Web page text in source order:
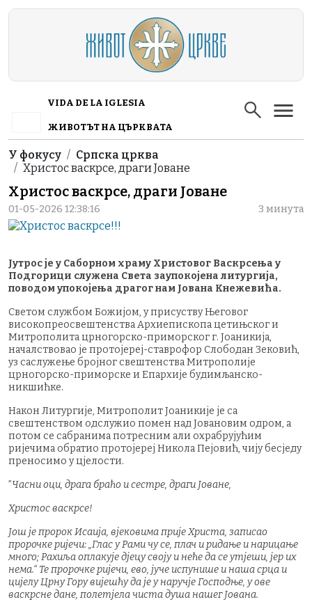
Skip to main content
VIDA DE LA IGLESIA
ЖИВОТЪТ НА ЦЪРКВАТА
Breadcrumb
У фокусу
Српска црква
Христос васкрсе, драги Јоване
Христос васкрсе, драги Јоване
01-05-2026 12:38:16 3 минута
Јутрос је у Саборном храму Христовог Васкрсења у
Подгорици служена Света заупокојена литургија,
поводом упокојења драгог нам Јована Кнежевића.
Светом службом Божијом, у присуству Његовог
високопреосвештенства Архиепископа цетињског и
Митрополита црногорско-приморског г. Јоаникија,
началствовао је протојереј-ставрофор Слободан Зековић,
уз саслужење бројног свештенства Митрополије
црногорско-приморске и Епархије будимљанско-
никшићке.
Након Литургије, Митрополит Јоаникије је са
свештенством одслужио помен над Јовановим одром, а
потом се сабранима потресним али охрабрујућим
ријечима обратио протојереј Никола Пејовић, чију бесједу
преносимо у цјелости.
”Часни оци, драга браћо и сестре, драги Јоване,
Христос васкрсе!
Још је пророк Исаија, вјековима прије Христа, записао
пророчке ријечи: „Глас у Рами чу се, плач и ридање и нарицање
много; Рахиља оплакује дјецу своју и неће да се утјеши, јер их
нема.“ Те пророчке ријечи, ево, јуче испунише и наша срца и
цијелу Црну Гору вијешћу да је у наручје Господње, у ове
васкрсне дане, полетјела чиста душа нашег Јована.